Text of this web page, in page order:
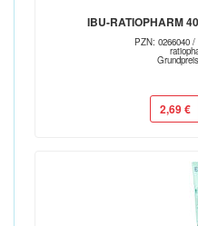
IBU-RATIOPHARM
PZN: 0266040
2,69 €